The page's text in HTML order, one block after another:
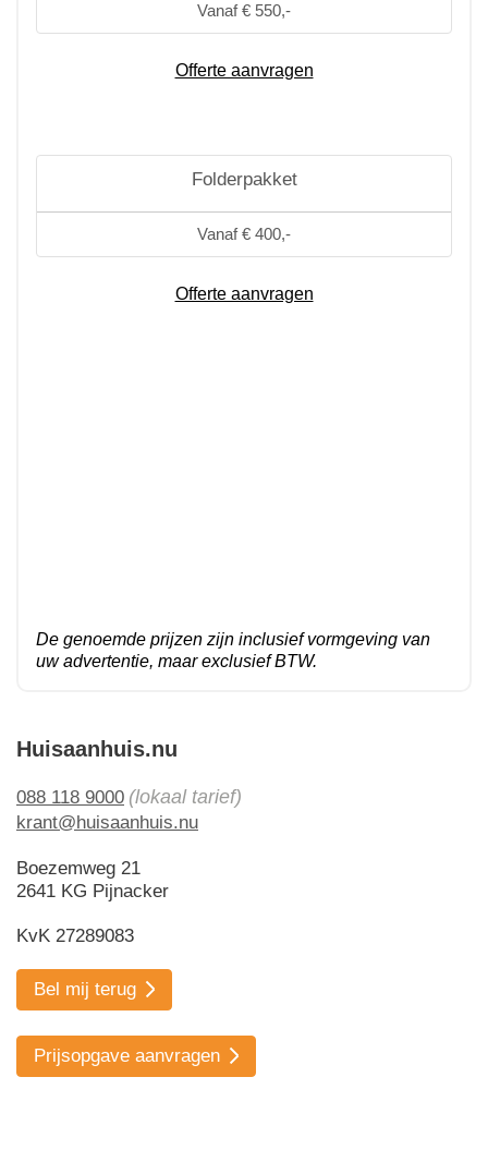
Huisaanhuis.nu
088 118 9000 (lokaal tarief)
krant@huisaanhuis.nu
Boezemweg 21
2641 KG Pijnacker
KvK 27289083
Bel mij terug
Prijsopgave aanvragen
Vanaf € 550,-
Offerte aanvragen
Folderpakket
Vanaf € 400,-
Offerte aanvragen
De genoemde prijzen zijn inclusief vormgeving van
uw advertentie, maar exclusief BTW.